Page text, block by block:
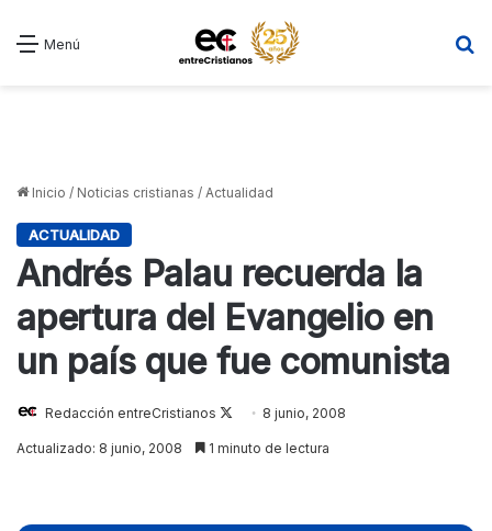
Menú
Inicio / Noticias cristianas / Actualidad
ACTUALIDAD
Andrés Palau recuerda la
apertura del Evangelio en
un país que fue comunista
Redacción entreCristianos
Follow8 junio, 2008
Actualizado: 8 junio, 2008 1 minuto de lectura